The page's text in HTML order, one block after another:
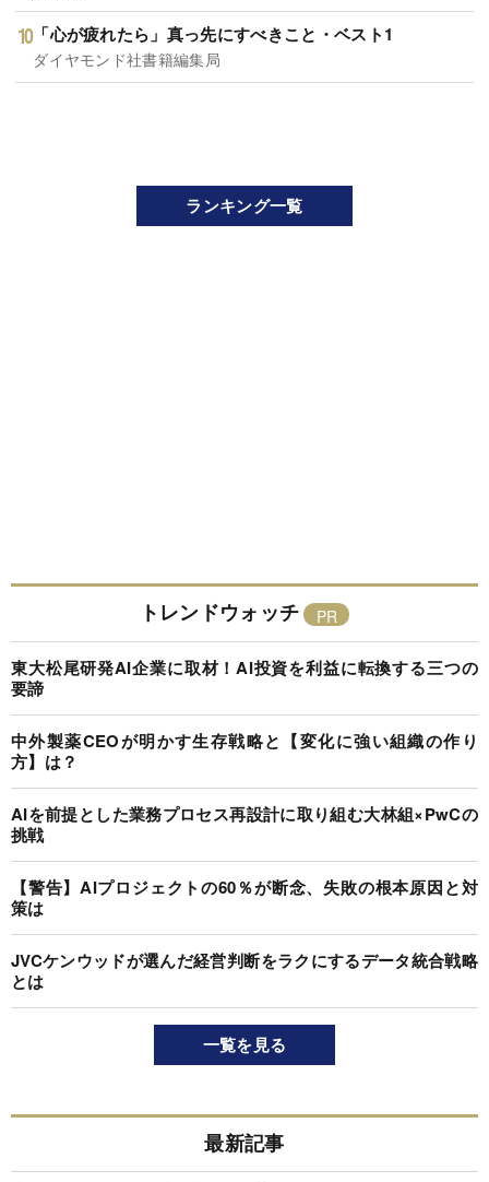
「心が疲れたら」真っ先にすべきこと・ベスト1
ダイヤモンド社書籍編集局
ランキング一覧
トレンドウォッチ
東大松尾研発AI企業に取材！AI投資を利益に転換する三つの
要諦
中外製薬CEOが明かす生存戦略と【変化に強い組織の作り
方】は？
AIを前提とした業務プロセス再設計に取り組む大林組×PwCの
挑戦
【警告】AIプロジェクトの60％が断念、失敗の根本原因と対
策は
JVCケンウッドが選んだ経営判断をラクにするデータ統合戦略
とは
一覧を見る
最新記事